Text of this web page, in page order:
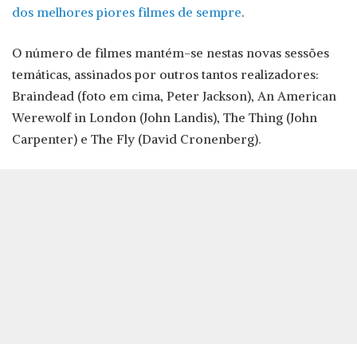
dos melhores piores filmes de sempre.
O número de filmes mantém-se nestas novas sessões
temáticas, assinados por outros tantos realizadores:
Braindead (foto em cima, Peter Jackson), An American
Werewolf in London (John Landis), The Thing (John
Carpenter) e The Fly (David Cronenberg).